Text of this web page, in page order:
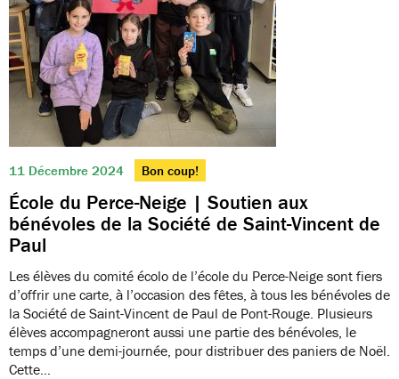
11 Décembre 2024 Bon coup!
École du Perce-Neige | Soutien aux
bénévoles de la Société de Saint-Vincent de
Paul
Les élèves du comité écolo de l’école du Perce-Neige sont fiers
d’offrir une carte, à l’occasion des fêtes, à tous les bénévoles de
la Société de Saint-Vincent de Paul de Pont-Rouge. Plusieurs
élèves accompagneront aussi une partie des bénévoles, le
temps d’une demi-journée, pour distribuer des paniers de Noël.
Cette…